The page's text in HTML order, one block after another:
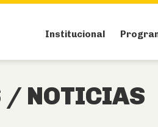
Institucional
/ NOTICIAS